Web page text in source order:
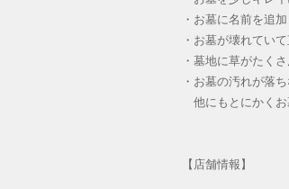
・お墓に名前を追
・お墓が壊れてい
・墓地に草がたく
・お墓の汚れが落
他にもとにかくお
【店舗情報】